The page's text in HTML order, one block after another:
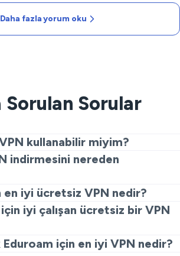
Daha fazla yorum oku
Sorulan Sorular
kullanabilir miyim?
yakın bir sunucuya bağlanın ve
ve kararlı bir yol almak için
indirmesini nereden
veya uygulama
alın, yükleyin, bir konum seçin ve
en iyi ücretsiz VPN nedir?
genellikle bant genişliği kısıtlaması,
veya verileri izler. Güvenilir platform
gibi ücretli bir seçenek daha
iyi çalışan ücretsiz bir VPN
uygulama yoğun saatlerde
için en iyi VPN nedir?